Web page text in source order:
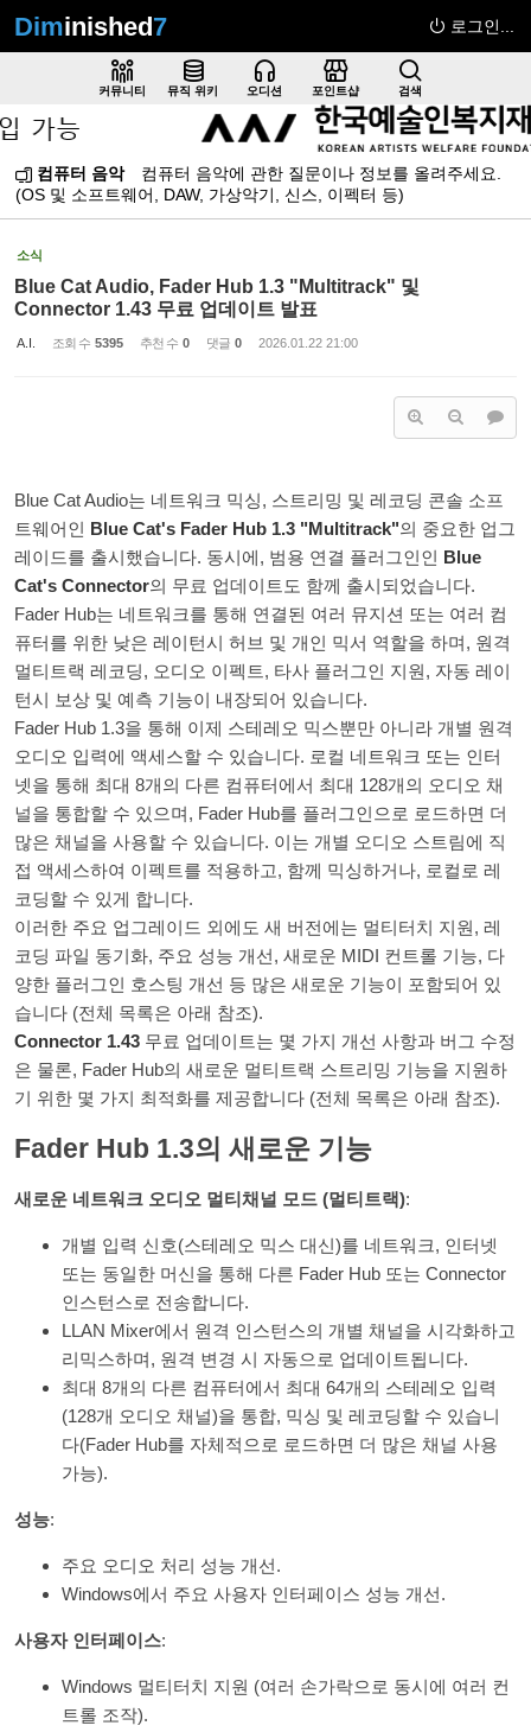
Diminished7 로그인...
커뮤니티 뮤직 위키 오디션 포인트샵 검색
컴퓨터 음악
컴퓨터 음악에 관한 질문이나 정보를 올려주세요.
(OS 및 소프트웨어, DAW, 가상악기, 신스, 이펙터 등)
소식
Blue Cat Audio, Fader Hub 1.3 "Multitrack" 및
Connector 1.43 무료 업데이트 발표
A.I. 조회 수 5395 추천 수 0 댓글 0 2026.01.22 21:00
Blue Cat Audio는 네트워크 믹싱, 스트리밍 및 레코딩 콘솔 소프
트웨어인 Blue Cat's Fader Hub 1.3 "Multitrack"의 중요한 업그
레이드를 출시했습니다. 동시에, 범용 연결 플러그인인 Blue
Cat's Connector의 무료 업데이트도 함께 출시되었습니다.
Fader Hub는 네트워크를 통해 연결된 여러 뮤지션 또는 여러 컴
퓨터를 위한 낮은 레이턴시 허브 및 개인 믹서 역할을 하며, 원격
멀티트랙 레코딩, 오디오 이펙트, 타사 플러그인 지원, 자동 레이
턴시 보상 및 예측 기능이 내장되어 있습니다.
Fader Hub 1.3을 통해 이제 스테레오 믹스뿐만 아니라 개별 원격
오디오 입력에 액세스할 수 있습니다. 로컬 네트워크 또는 인터
넷을 통해 최대 8개의 다른 컴퓨터에서 최대 128개의 오디오 채
널을 통합할 수 있으며, Fader Hub를 플러그인으로 로드하면 더
많은 채널을 사용할 수 있습니다. 이는 개별 오디오 스트림에 직
접 액세스하여 이펙트를 적용하고, 함께 믹싱하거나, 로컬로 레
코딩할 수 있게 합니다.
이러한 주요 업그레이드 외에도 새 버전에는 멀티터치 지원, 레
코딩 파일 동기화, 주요 성능 개선, 새로운 MIDI 컨트롤 기능, 다
양한 플러그인 호스팅 개선 등 많은 새로운 기능이 포함되어 있
습니다 (전체 목록은 아래 참조).
Connector 1.43 무료 업데이트는 몇 가지 개선 사항과 버그 수정
은 물론, Fader Hub의 새로운 멀티트랙 스트리밍 기능을 지원하
기 위한 몇 가지 최적화를 제공합니다 (전체 목록은 아래 참조).
Fader Hub 1.3의 새로운 기능
새로운 네트워크 오디오 멀티채널 모드 (멀티트랙):
개별 입력 신호(스테레오 믹스 대신)를 네트워크, 인터넷
또는 동일한 머신을 통해 다른 Fader Hub 또는 Connector
인스턴스로 전송합니다.
LLAN Mixer에서 원격 인스턴스의 개별 채널을 시각화하고
리믹스하며, 원격 변경 시 자동으로 업데이트됩니다.
최대 8개의 다른 컴퓨터에서 최대 64개의 스테레오 입력
(128개 오디오 채널)을 통합, 믹싱 및 레코딩할 수 있습니
다(Fader Hub를 자체적으로 로드하면 더 많은 채널 사용
가능).
성능:
주요 오디오 처리 성능 개선.
Windows에서 주요 사용자 인터페이스 성능 개선.
사용자 인터페이스:
Windows 멀티터치 지원 (여러 손가락으로 동시에 여러 컨
트롤 조작).
Sketchbook5, 스케치북5
Sketchbook5, 스케치북5